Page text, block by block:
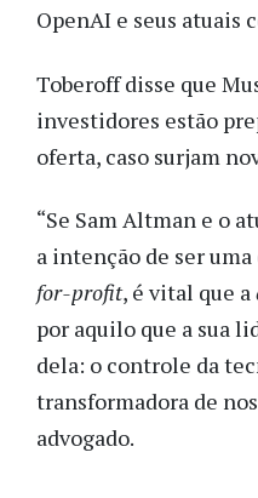
OpenAI e seus atuais
Toberoff disse que
investidores estão
oferta, caso surjam
“Se Sam Altman e o
a intenção de ser
for-profit, é vital que a
por aquilo que a sua
dela: o controle da
transformadora de
advogado.